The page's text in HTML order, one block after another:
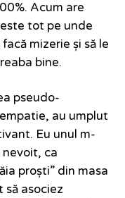
Acum are
tot pe unde
mizerie și să le
bine.
pseudo-
au umplut
Eu unul m-
ca
proști” din masa
să asociez